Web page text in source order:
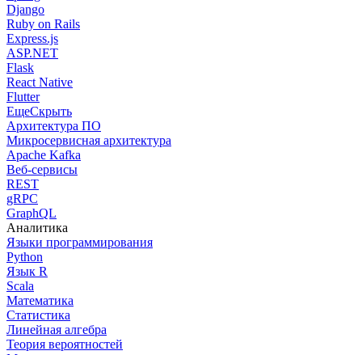
Django
Ruby on Rails
Express.js
ASP.NET
Flask
React Native
Flutter
ЕщеСкрыть
Архитектура ПО
Микросервисная архитектура
Apache Kafka
Веб-сервисы
REST
gRPC
GraphQL
Аналитика
Языки программирования
Python
Язык R
Scala
Математика
Статистика
Линейная алгебра
Теория вероятностей